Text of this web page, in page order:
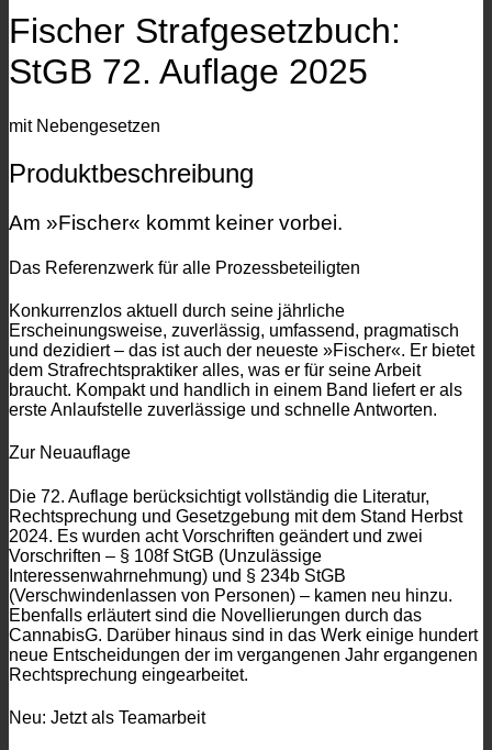
Fischer Strafgesetzbuch:
StGB 72. Auflage 2025
mit Nebengesetzen
Produktbeschreibung
Am »Fischer« kommt keiner vorbei.
Das Referenzwerk für alle Prozessbeteiligten
Konkurrenzlos aktuell durch seine jährliche
Erscheinungsweise, zuverlässig, umfassend, pragmatisch
und dezidiert – das ist auch der neueste »Fischer«. Er bietet
dem Strafrechtspraktiker alles, was er für seine Arbeit
braucht. Kompakt und handlich in einem Band liefert er als
erste Anlaufstelle zuverlässige und schnelle Antworten.
Zur Neuauflage
Die 72. Auflage berücksichtigt vollständig die Literatur,
Rechtsprechung und Gesetzgebung mit dem Stand Herbst
2024. Es wurden acht Vorschriften geändert und zwei
Vorschriften – § 108f StGB (Unzulässige
Interessenwahrnehmung) und § 234b StGB
(Verschwindenlassen von Personen) – kamen neu hinzu.
Ebenfalls erläutert sind die Novellierungen durch das
CannabisG. Darüber hinaus sind in das Werk einige hundert
neue Entscheidungen der im vergangenen Jahr ergangenen
Rechtsprechung eingearbeitet.
Neu: Jetzt als Teamarbeit